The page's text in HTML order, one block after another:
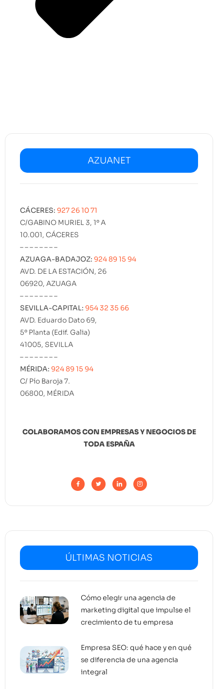
AZUANET
CÁCERES: 927 26 10 71
C/GABINO MURIEL 3, 1º A
10.001, CÁCERES
– – – – – – – –
AZUAGA-BADAJOZ: 924 89 15 94
AVD. DE LA ESTACIÓN, 26
06920, AZUAGA
– – – – – – – –
SEVILLA-CAPITAL: 954 32 35 66
AVD. Eduardo Dato 69,
5º Planta (Edif. Galia)
41005, SEVILLA
– – – – – – – –
MÉRIDA: 924 89 15 94
C/ Pío Baroja 7.
06800, MÉRIDA
COLABORAMOS CON EMPRESAS Y NEGOCIOS DE
TODA ESPAÑA
ÚLTIMAS NOTICIAS
Cómo elegir una agencia de
marketing digital que impulse el
crecimiento de tu empresa
Empresa SEO: qué hace y en qué
se diferencia de una agencia
integral